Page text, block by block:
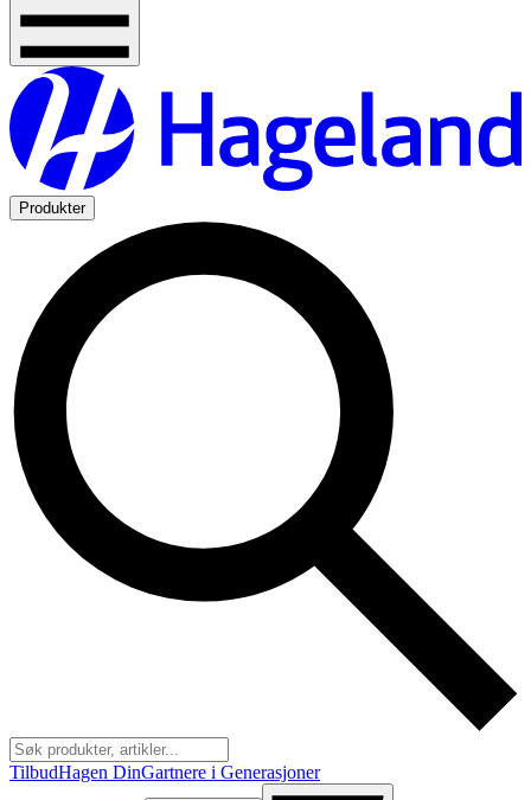
Produkter
TilbudHagen DinGartnere i Generasjoner